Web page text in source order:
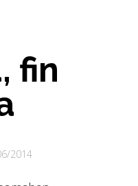
fin
2014